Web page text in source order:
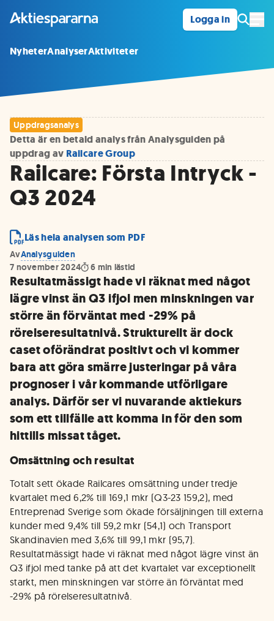
Logga in
NyheterAnalyserAktiviteter
Uppdragsanalys
Detta är en betald analys från Analysguiden på
uppdrag av Railcare Group
Railcare: Första Intryck -
Q3 2024
Läs hela analysen som PDF
AvAnalysguiden
7 november 2024
6 min lästid
Resultatmässigt hade vi räknat med något
lägre vinst än Q3 ifjol men minskningen var
större än förväntat med -29% på
rörelseresultatnivå. Strukturellt är dock
caset oförändrat positivt och vi kommer
bara att göra smärre justeringar på våra
prognoser i vår kommande utförligare
analys. Därför ser vi nuvarande aktiekurs
som ett tillfälle att komma in för den som
hittills missat tåget.
Omsättning och resultat
Totalt sett ökade Railcares omsättning under tredje
kvartalet med 6,2% till 169,1 mkr (Q3-23 159,2), med
Entreprenad Sverige som ökade försäljningen till externa
kunder med 9,4% till 59,2 mkr (54,1) och Transport
Skandinavien med 3,6% till 99,1 mkr (95,7).
Resultatmässigt hade vi räknat med något lägre vinst än
Q3 ifjol med tanke på att det kvartalet var exceptionellt
starkt, men minskningen var större än förväntat med
-29% på rörelseresultatnivå.